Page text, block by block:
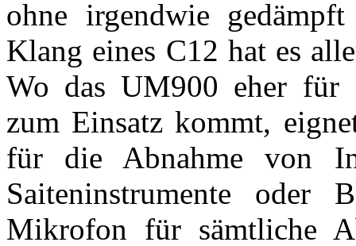
ohne irgendwie
Klang eines C12 hat es
Wo das UM900 eher für
zum Einsatz kommt,
für die Abnahme von
Saiteninstrumente oder
Mikrofon für sämtliche